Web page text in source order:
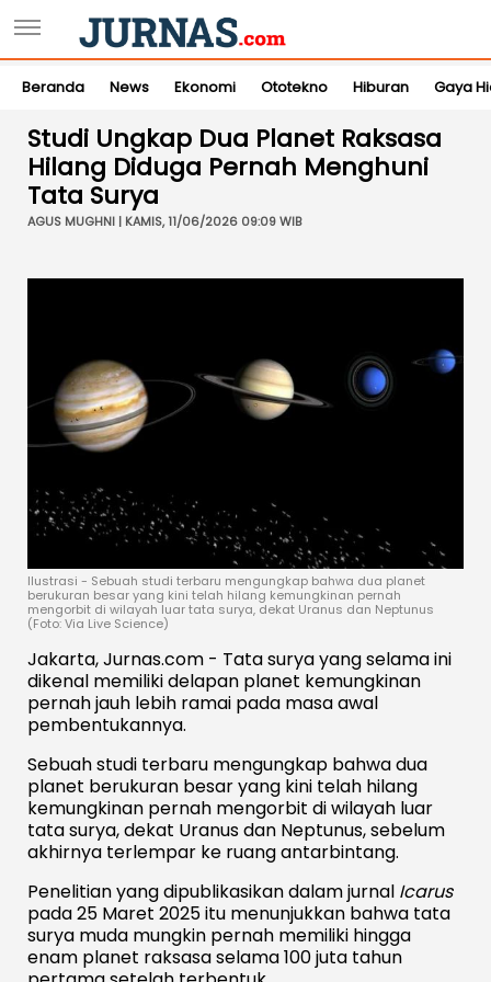
Beranda News Ekonomi Ototekno Hiburan Gaya
Studi Ungkap Dua Planet Raksasa
Hilang Diduga Pernah Menghuni
Tata Surya
AGUS MUGHNI | KAMIS, 11/06/2026 09:09 WIB
Ilustrasi - Sebuah studi terbaru mengungkap bahwa dua planet
berukuran besar yang kini telah hilang kemungkinan pernah
mengorbit di wilayah luar tata surya, dekat Uranus dan Neptunus
(Foto: Via Live Science)
Jakarta, Jurnas.com - Tata surya yang selama ini
dikenal memiliki delapan planet kemungkinan
pernah jauh lebih ramai pada masa awal
pembentukannya.
Sebuah studi terbaru mengungkap bahwa dua
planet berukuran besar yang kini telah hilang
kemungkinan pernah mengorbit di wilayah luar
tata surya, dekat Uranus dan Neptunus, sebelum
akhirnya terlempar ke ruang antarbintang.
Penelitian yang dipublikasikan dalam jurnal Icarus
pada 25 Maret 2025 itu menunjukkan bahwa tata
surya muda mungkin pernah memiliki hingga
enam planet raksasa selama 100 juta tahun